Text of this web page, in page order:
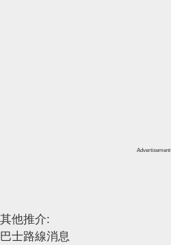
Advertisement
其他推介:
巴士路線消息